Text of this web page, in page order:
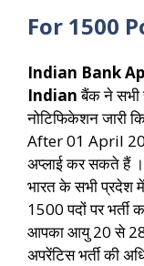
For 1500
Indian Bank
Indianबैंक ने सभी
नोटिफिकेशन जारी
After 01 April
अप्लाई कर सकते हैं
भारत के सभी प्रदेश
1500 पदों पर भर्ती
आपका आयु 20 से 28
अपरेंटिस भर्ती की